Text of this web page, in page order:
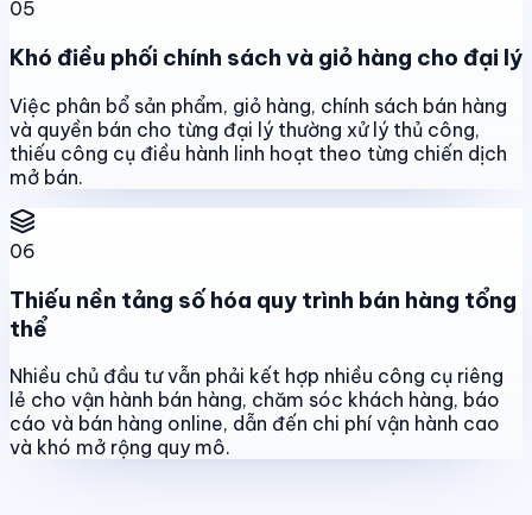
05
Khó điều phối chính sách và giỏ hàng cho đại lý
Việc phân bổ sản phẩm, giỏ hàng, chính sách bán hàng
và quyền bán cho từng đại lý thường xử lý thủ công,
thiếu công cụ điều hành linh hoạt theo từng chiến dịch
mở bán.
06
Thiếu nền tảng số hóa quy trình bán hàng tổng
thể
Nhiều chủ đầu tư vẫn phải kết hợp nhiều công cụ riêng
lẻ cho vận hành bán hàng, chăm sóc khách hàng, báo
cáo và bán hàng online, dẫn đến chi phí vận hành cao
và khó mở rộng quy mô.